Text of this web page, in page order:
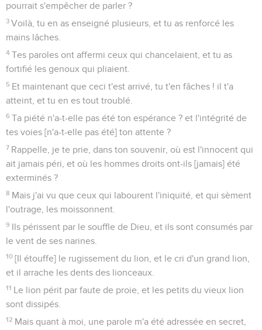
pourrait s'empêcher de parler ?
3 Voilà, tu en as enseigné plusieurs, et tu as renforcé les
mains lâches.
4 Tes paroles ont affermi ceux qui chancelaient, et tu as
fortifié les genoux qui pliaient.
5 Et maintenant que ceci t'est arrivé, tu t'en fâches ! il t'a
atteint, et tu en es tout troublé.
6 Ta piété n'a-t-elle pas été ton espérance ? et l'intégrité de
tes voies [n'a-t-elle pas été] ton attente ?
7 Rappelle, je te prie, dans ton souvenir, où est l'innocent qui
ait jamais péri, et où les hommes droits ont-ils [jamais] été
exterminés ?
8 Mais j'ai vu que ceux qui labourent l'iniquité, et qui sèment
l'outrage, les moissonnent.
9 Ils périssent par le souffle de Dieu, et ils sont consumés par
le vent de ses narines.
10 [Il étouffe] le rugissement du lion, et le cri d'un grand lion,
et il arrache les dents des lionceaux.
11 Le lion périt par faute de proie, et les petits du vieux lion
sont dissipés.
12 Mais quant à moi, une parole m'a été adressée en secret,